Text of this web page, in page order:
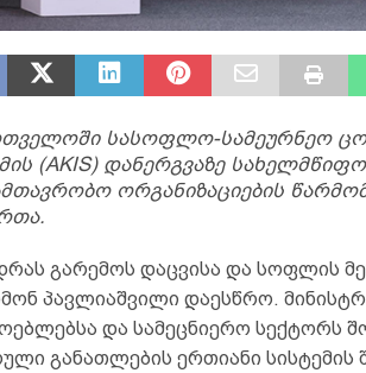
სასოფლო-სამეურნეო
(AKIS) დანერგვაზე
ორგანიზაციების
გარემოს დაცვისა და სოფლის
პავლიაშვილი დაესწრო.
და სამეცნიერო სექტორს
განათლების ერთიანი სისტემის